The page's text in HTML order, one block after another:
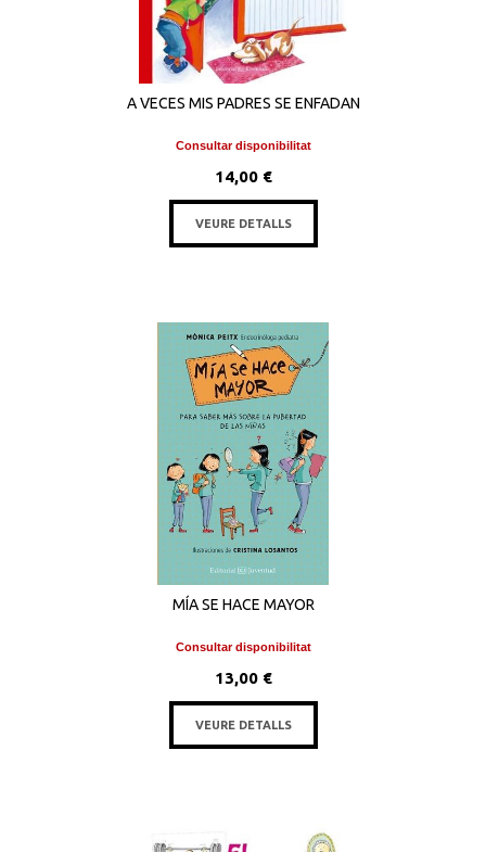
A VECES MIS PADRES SE ENFADAN
Consultar disponibilitat
14,00 €
VEURE DETALLS
MÍA SE HACE MAYOR
Consultar disponibilitat
13,00 €
VEURE DETALLS